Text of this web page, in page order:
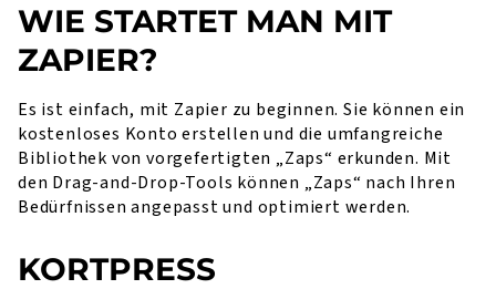
WIE STARTET MAN MIT
ZAPIER?
Es ist einfach, mit Zapier zu beginnen. Sie können ein
kostenloses Konto erstellen und die umfangreiche
Bibliothek von vorgefertigten „Zaps“ erkunden. Mit
den Drag-and-Drop-Tools können „Zaps“ nach Ihren
Bedürfnissen angepasst und optimiert werden.
KORTPRESS